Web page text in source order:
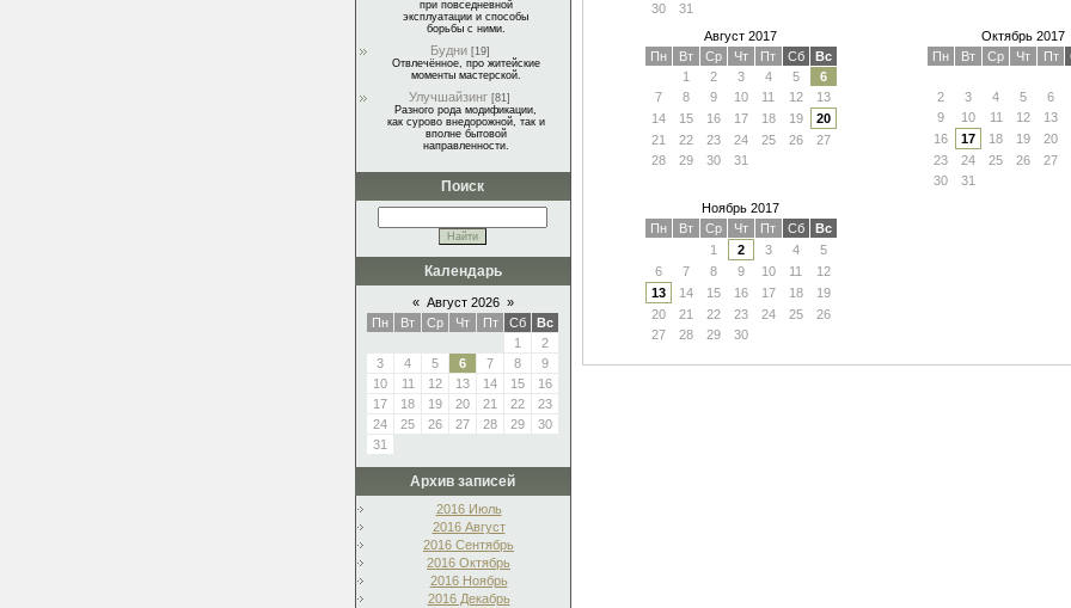
при повседневной
эксплуатации и способы
борьбы с ними.
Будни [19]
Отвлечённое, про житейские
моменты мастерской.
Улучшайзинг [81]
Разного рода модификации,
как сурово внедорожной, так и
вполне бытовой
направленности.
Поиск
Календарь
« Август 2026 »
Пн
Вт Ср Чт Пт Сб
Вс
1
2
3
4 5 6 7 8
9
10
11 12 13 14 15
16
17
18 19 20 21 22
23
24
25 26 27 28 29
30
31
Архив записей
2016 Июль
2016 Август
2016 Сентябрь
2016 Октябрь
2016 Ноябрь
2016 Декабрь
30
31
Август 2017
Пн
Вт Ср Чт Пт Сб
Вс
1
2 3 4 5
6
7
8 9 10 11 12
13
14
15 16 17 18 19
20
21
22 23 24 25 26
27
28
29 30 31
Октябрь 2017
Пн
Вт Ср Чт Пт
2
3 4 5 6
9
10 11 12 13
16
17 18 19 20
23
24 25 26 27
30
31
Ноябрь 2017
Пн
Вт Ср Чт Пт Сб
Вс
1
2 3 4
5
6
7 8 9 10 11
12
13
14 15 16 17 18
19
20
21 22 23 24 25
26
27
28 29 30